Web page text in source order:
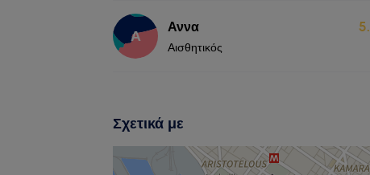
Α Αννα
Αισθητικός
Σχετικά με